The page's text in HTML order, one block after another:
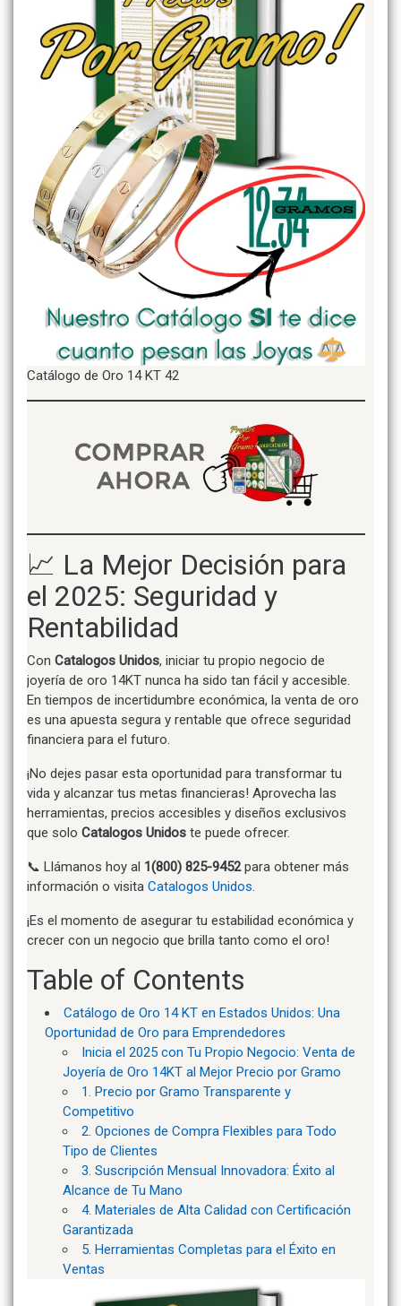
Catálogo de Oro 14 KT 42
📈 La Mejor Decisión para
el 2025: Seguridad y
Rentabilidad
Con Catalogos Unidos, iniciar tu propio negocio de
joyería de oro 14KT nunca ha sido tan fácil y accesible.
En tiempos de incertidumbre económica, la venta de oro
es una apuesta segura y rentable que ofrece seguridad
financiera para el futuro.
¡No dejes pasar esta oportunidad para transformar tu
vida y alcanzar tus metas financieras! Aprovecha las
herramientas, precios accesibles y diseños exclusivos
que solo Catalogos Unidos te puede ofrecer.
📞 Llámanos hoy al 1(800) 825-9452para obtener más
información o visita Catalogos Unidos
¡Es el momento de asegurar tu estabilidad económica y
crecer con un negocio que brilla tanto como el oro!
Table of Contents
Catálogo de Oro 14 KT en Estados Unidos: Una
Oportunidad de Oro para Emprendedores
Inicia el 2025 con Tu Propio Negocio: Venta de
Joyería de Oro 14KT al Mejor Precio por Gramo
1. Precio por Gramo Transparente y
Competitivo
2. Opciones de Compra Flexibles para Todo
Tipo de Clientes
3. Suscripción Mensual Innovadora: Éxito al
Alcance de Tu Mano
4. Materiales de Alta Calidad con Certificación
Garantizada
5. Herramientas Completas para el Éxito en
Ventas